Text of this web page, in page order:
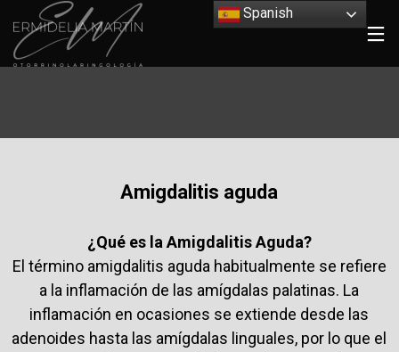
Amigdalitis aguda
¿Qué es la Amigdalitis Aguda?
El término amigdalitis aguda habitualmente se refiere
a la inflamación de las amígdalas palatinas. La
inflamación en ocasiones se extiende desde las
adenoides hasta las amígdalas linguales, por lo que el
Spanish